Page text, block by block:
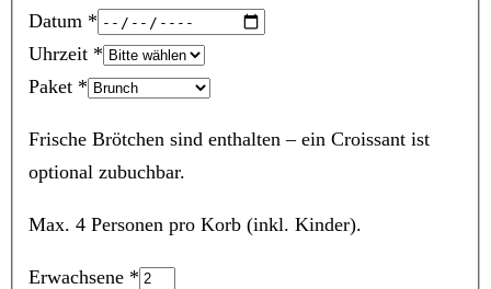
Datum *
Uhrzeit *
Paket *
Frische Brötchen sind enthalten – ein Croissant ist
optional zubuchbar.
Max. 4 Personen pro Korb (inkl. Kinder).
Erwachsene *